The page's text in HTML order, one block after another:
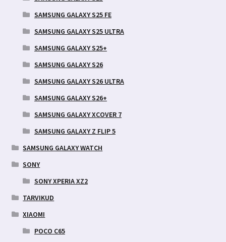
SAMSUNG GALAXY S25 FE
SAMSUNG GALAXY S25 ULTRA
SAMSUNG GALAXY S25+
SAMSUNG GALAXY S26
SAMSUNG GALAXY S26 ULTRA
SAMSUNG GALAXY S26+
SAMSUNG GALAXY XCOVER 7
SAMSUNG GALAXY Z FLIP 5
SAMSUNG GALAXY WATCH
SONY
SONY XPERIA XZ2
TARVIKUD
XIAOMI
POCO C65